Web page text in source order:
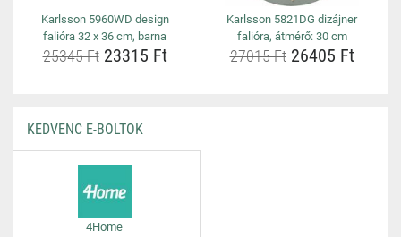
Karlsson 5960WD design
falióra 32 x 36 cm, barna
25345 Ft23315 Ft
Karlsson 5821DG dizájner
falióra, átmérő: 30 cm
27015 Ft26405 Ft
KEDVENC E-BOLTOK
4Home